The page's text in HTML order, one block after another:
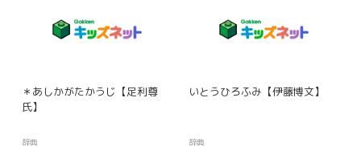
＊あしかがたかうじ【足利尊
氏】
辞典
いとうひろふみ【伊藤博文】
辞典